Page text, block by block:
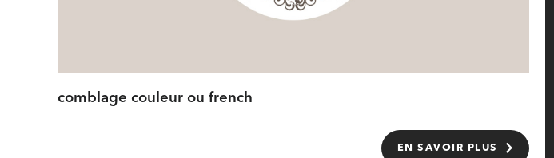
comblage couleur ou french
EN SAVOIR PLUS